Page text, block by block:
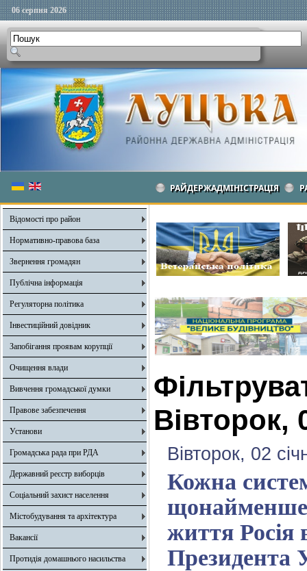
06 серпня 2026
РАЙДЕРЖАДМІНІСТРАЦІЯ
Відомості про район
Нормативно-правова база
Звернення громадян
Публічна інформація
Регуляторна політика
Інвестиційний довідник
Запобігання проявам корупції
Очищення влади
Вивчення громадської думки
Правове забезпечення
Установи
Громадська рада при РДА
Державний реєстр виборців
Соціальний захист населення
Містобудування та архітектура
Вакансії
Протидія домашнього насильства
Вівторок,
Вівторок, 02
Кожна
щонайменше
життя Росія
Президента